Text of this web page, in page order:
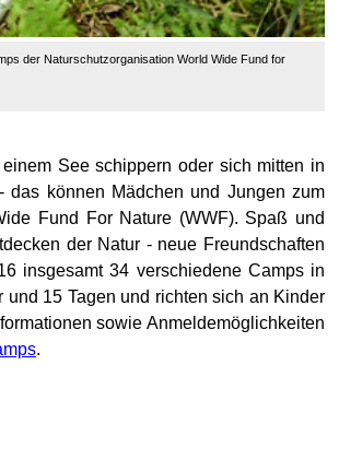
der Naturschutzorganisation World Wide Fund for
See schippern oder sich mitten in
können Mädchen und Jungen zum
Fund For Nature (WWF). Spaß und
der Natur - neue Freundschaften
insgesamt 34 verschiedene Camps in
15 Tagen und richten sich an Kinder
sowie Anmeldemöglichkeiten
.